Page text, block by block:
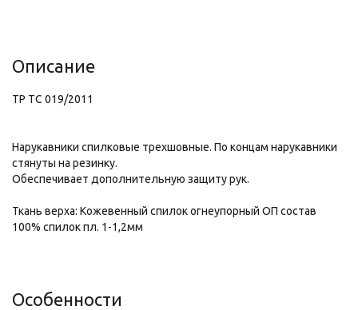
Описание
ТР ТС 019/2011
Нарукавники спилковые трехшовные. По концам нарукавники
стянуты на резинку.
Обеспечивает дополнительную защиту рук.
Ткань верха: Кожевенный спилок огнеупорный ОП состав
100% спилок пл. 1-1,2мм
Особенности